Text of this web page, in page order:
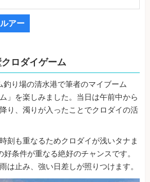
アー
ロダイゲーム
り場の清水港で筆者のマイブーム
」を楽しみました。当日は午前中から
り、濁りが入ったことでクロダイの活
刻も重なるためクロダイが浅いタナま
条件が重なる絶好のチャンスです。
は止み、強い日差しが照りつけます。